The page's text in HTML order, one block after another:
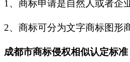
1、商标申请是自然人或者企
2、商标可分为文字商标图形
成都市商标侵权相似认定标准